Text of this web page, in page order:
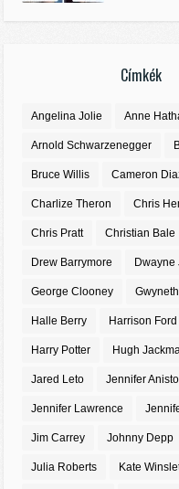
Címkék
Angelina Jolie Anne
Arnold Schwarzenegger
Bruce Willis Cameron
Charlize Theron Chris
Chris Pratt Christian Bale
Drew Barrymore Dwayne
George Clooney
Halle Berry Harrison Ford
Harry Potter Hugh
Jared Leto Jennifer
Jennifer Lawrence
Jim Carrey Johnny Depp
Julia Roberts Kate